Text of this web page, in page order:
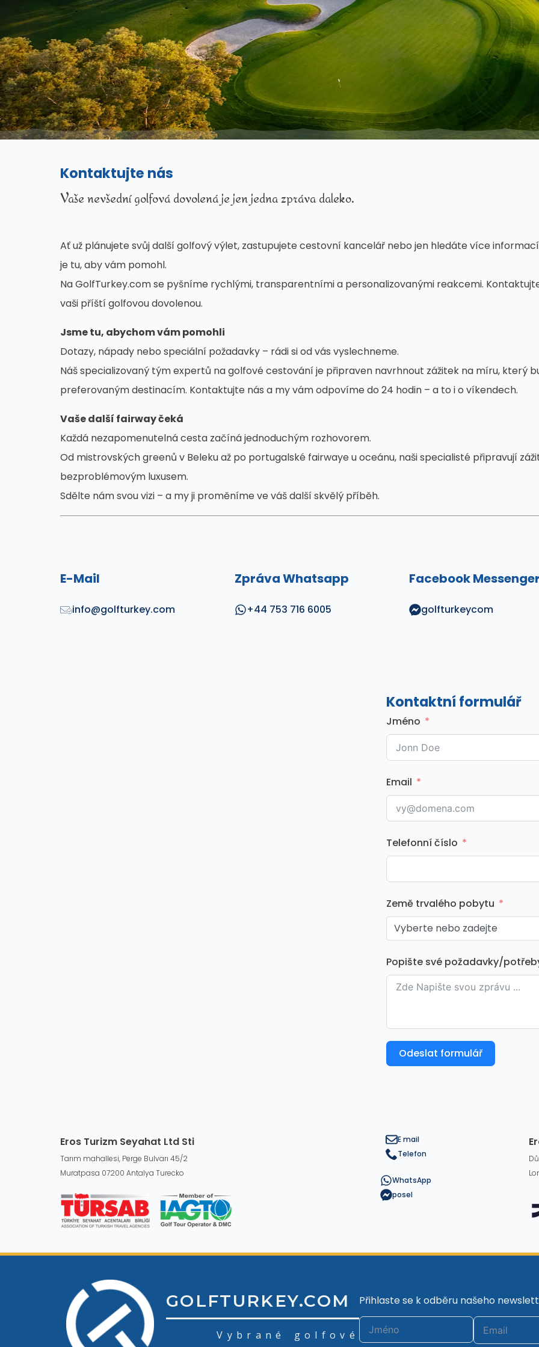
Kontaktujte nás
Vaše nevšední golfová dovolená je jen jedna zpráva daleko.
Ať už plánujete svůj další golfový výlet, zastupujete cestovní kancelář nebo jen hledáte více
je tu, aby vám pomohl.
Na GolfTurkey.com se pyšníme rychlými, transparentními a personalizovanými reakcemi.
vaši příští golfovou dovolenou.
Jsme tu, abychom vám pomohli
Dotazy, nápady nebo speciální požadavky – rádi si od vás vyslechneme.
Náš specializovaný tým expertů na golfové cestování je připraven navrhnout zážitek na míru, který
preferovaným destinacím. Kontaktujte nás a my vám odpovíme do 24 hodin – a to i o víkendech.
Vaše další fairway čeká
Každá nezapomenutelná cesta začíná jednoduchým rozhovorem.
Od mistrovských greenů v Beleku až po portugalské fairwaye u oceánu, naši specialisté připravují
bezproblémovým luxusem.
Sdělte nám svou vizi – a my ji proměníme ve váš další skvělý příběh.
E-Mail
info@golfturkey.com
Zpráva Whatsapp
+44 753 716 6005
Facebook
golfturkeycom
Kontaktní formulář
Jméno
Email
Telefonní číslo
Země trvalého pobytu
Vyberte nebo zadejte
Popište své požadavky/
Odeslat formulář
Eros Turizm Seyahat Ltd Sti
Tarım mahallesi, Perge Bulvarı 45/2
Muratpasa 07200 Antalya Turecko
E mail
Telefon
WhatsApp
posel
GOLFTURKEY.COM
Vybrané golfové
Přihlaste se k odběru našeho